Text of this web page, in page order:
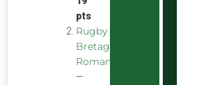
pts
Rugby
Bretagne
Romantique
—